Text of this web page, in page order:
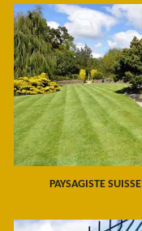
PAYSAGISTE SUISSE